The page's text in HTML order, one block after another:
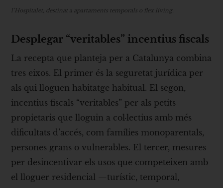
l’Hospitalet, destinat a apartaments temporals o flex living.
Desplegar “veritables” incentius fiscals
La recepta que planteja per a Catalunya combina
tres eixos. El primer és la seguretat jurídica per
als qui lloguen habitatge habitual. El segon,
incentius fiscals “veritables” per als petits
propietaris que lloguin a col·lectius amb més
dificultats d’accés, com famílies monoparentals,
persones grans o vulnerables. El tercer, mesures
per desincentivar els usos que competeixen amb
el lloguer residencial —turístic, temporal,